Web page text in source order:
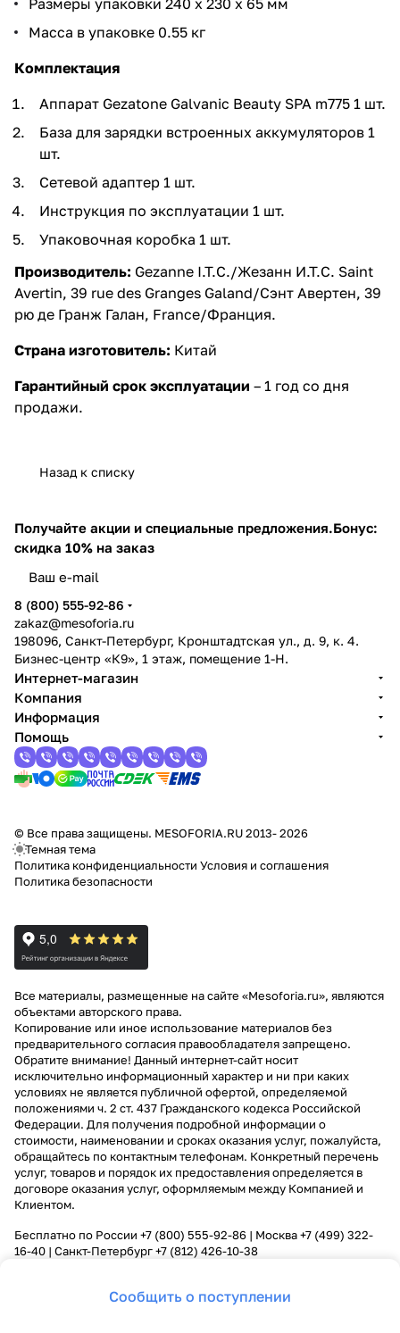
Масса в упаковке 0.55 кг
Комплектация
Аппарат Gezatone Galvanic Beauty SPA m775 1 шт.
База для зарядки встроенных аккумуляторов 1
шт.
Сетевой адаптер 1 шт.
Инструкция по эксплуатации 1 шт.
Упаковочная коробка 1 шт.
Производитель: Gezanne I.T.C./Жезанн И.Т.С. Saint
Avertin, 39 rue des Granges Galand/Сэнт Авертен, 39
рю де Гранж Галан, France/Франция.
Страна изготовитель: Китай
Гарантийный срок эксплуатации – 1 год со дня
продажи.
Назад к списку
Сообщить о поступлении
Получайте акции и специальные предложения.Бонус:
скидка 10% на заказ
8 (800) 555-92-86
zakaz@mesoforia.ru
198096, Санкт-Петербург, Кронштадтская ул., д. 9, к. 4.
Бизнес-центр «К9», 1 этаж, помещение 1-Н.
Интернет-магазин
Компания
Информация
Помощь
© Все права защищены. MESOFORIA.RU 2013- 2026
Темная тема
Политика конфиденциальности Условия и соглашения
Политика безопасности
Все материалы, размещенные на сайте «Mesoforia.ru», являются
объектами авторского права.
Копирование или иное использование материалов без
предварительного согласия правообладателя запрещено.
Обратите внимание! Данный интернет-сайт носит
исключительно информационный характер и ни при каких
условиях не является публичной офертой, определяемой
положениями ч. 2 ст. 437 Гражданского кодекса Российской
Федерации. Для получения подробной информации о
стоимости, наименовании и сроках оказания услуг, пожалуйста,
обращайтесь по контактным телефонам. Конкретный перечень
услуг, товаров и порядок их предоставления определяется в
договоре оказания услуг, оформляемым между Компанией и
Клиентом.
Бесплатно по России +7 (800) 555-92-86 | Москва+7 (499) 322-
16-40 | Санкт-Петербург+7 (812) 426-10-38